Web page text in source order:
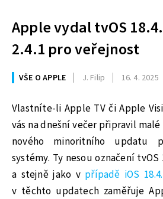
Apple vydal tvOS
2.4.1 pro veřejnost
VŠE O APPLE J. Filip 16. 4. 2025
Vlastníte-li Apple TV či Apple
vás na dnešní večer připravil
nového minoritního updatu
systémy. Ty nesou označení tvOS
a stejně jako v případě iOS
v těchto updatech zaměřuje